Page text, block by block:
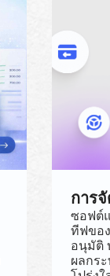
การ
ซอฟต์
ทีฟขอ
อนุมัติ
ผลกร